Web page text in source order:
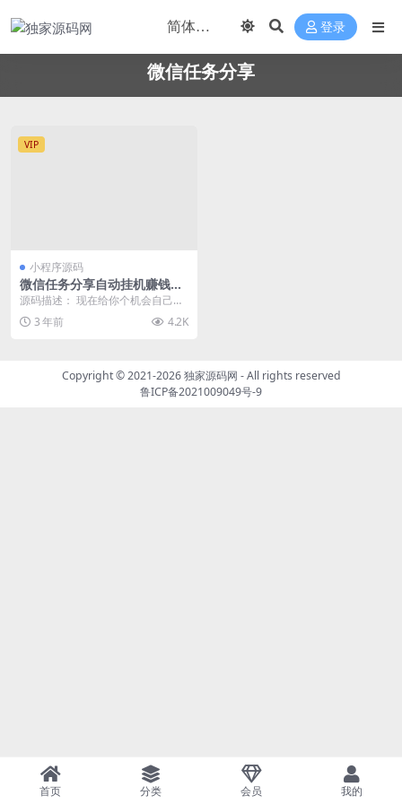
登录
微信任务分享
VIP
小程序源码
微信任务分享自动挂机赚钱H5
版源码
源码描述： 现在给你个机会自己就
可以操盘，操作简单，上手即赚
钱！ 安装环境： W...
3 年前 4.2K
Copyright © 2021-2026独家源码网 - All rights reserved
鲁ICP备2021009049号-9
首页 分类 会员 我的